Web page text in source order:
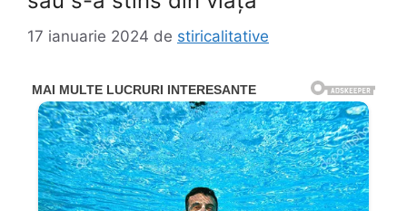
17 ianuarie 2024 de stiricalitative